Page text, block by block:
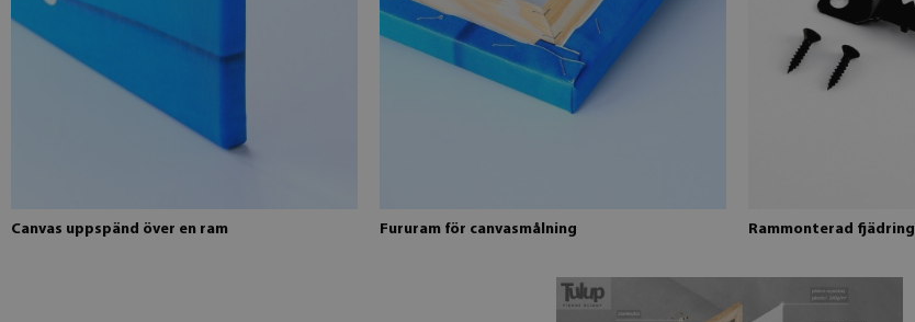
Canvas uppspänd över en ram Fururam för canvasmålning Rammonterad fjädring